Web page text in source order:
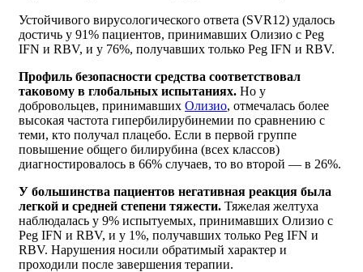
Устойчивого вирусологического ответа (SVR12) удалось
достичь у 91% пациентов, принимавших Олизио с Peg
IFN и RBV, и у 76%, получавших только Peg IFN и RBV.
Профиль безопасности средства соответствовал
таковому в глобальных испытаниях. Но у
добровольцев, принимавших Олизио, отмечалась более
высокая частота гипербилирубинемии по сравнению с
теми, кто получал плацебо. Если в первой группе
повышение общего билирубина (всех классов)
диагностировалось в 66% случаев, то во второй — в 26%.
У большинства пациентов негативная реакция была
легкой и средней степени тяжести. Тяжелая желтуха
наблюдалась у 9% испытуемых, принимавших Олизио с
Peg IFN и RBV, и у 1%, получавших только Peg IFN и
RBV. Нарушения носили обратимый характер и
проходили после завершения терапии.